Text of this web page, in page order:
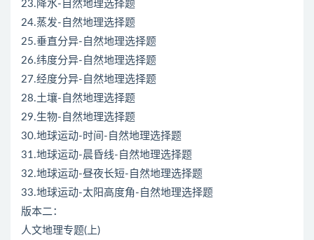
23.降水-自然地理选择题
24.蒸发-自然地理选择题
25.垂直分异-自然地理选择题
26.纬度分异-自然地理选择题
27.经度分异-自然地理选择题
28.土壤-自然地理选择题
29.生物-自然地理选择题
30.地球运动-时间-自然地理选择题
31.地球运动-晨昏线-自然地理选择题
32.地球运动-昼夜长短-自然地理选择题
33.地球运动-太阳高度角-自然地理选择题
版本二：
人文地理专题(上)